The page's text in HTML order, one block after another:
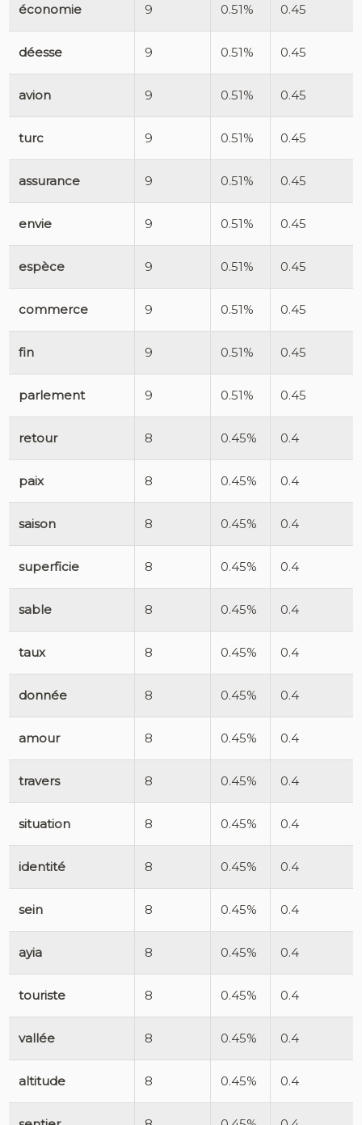
économie 9 0.51% 0.45
déesse 9 0.51% 0.45
avion 9 0.51% 0.45
turc 9 0.51% 0.45
assurance 9 0.51% 0.45
envie 9 0.51% 0.45
espèce 9 0.51% 0.45
commerce 9 0.51% 0.45
fin 9 0.51% 0.45
parlement 9 0.51% 0.45
retour 8 0.45% 0.4
paix 8 0.45% 0.4
saison 8 0.45% 0.4
superficie 8 0.45% 0.4
sable 8 0.45% 0.4
taux 8 0.45% 0.4
donnée 8 0.45% 0.4
amour 8 0.45% 0.4
travers 8 0.45% 0.4
situation 8 0.45% 0.4
identité 8 0.45% 0.4
sein 8 0.45% 0.4
ayia 8 0.45% 0.4
touriste 8 0.45% 0.4
vallée 8 0.45% 0.4
altitude 8 0.45% 0.4